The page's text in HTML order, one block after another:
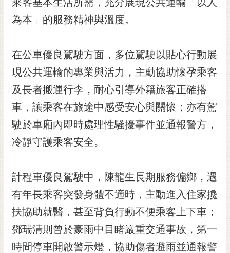
為本」的服務精神與溫度。
在公車優良駕駛方面，多位駕駛以貼心行動展
現公共運輸的專業與活力，主動協助懷孕乘客
及長者搬運行李，耐心引導外籍旅客正確搭
車，讓乘客在旅途中感受安心與關懷；亦有駕
駛於車廂內即時處理性騷擾事件並通報警方，
冷靜守護乘客安全。
計程車優良駕駛中，陳龍生長期服務偏鄉，遇
有年長乘客突發身體不適時，主動進入住家攙
扶協助就醫，甚至背負行動不便乘客上下車；
鄧瑞清則曾於豪雨中目睹嚴重交通事故，第一
時間停車開啟警示燈，協助傷者避雨並通報警